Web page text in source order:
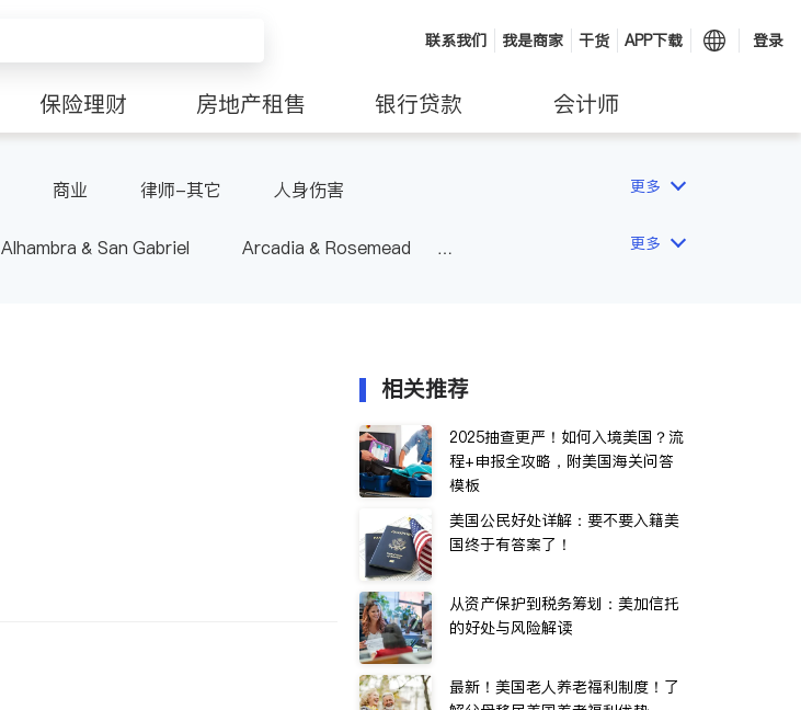
联系我们 我是商家 干货 APP下载 登录
保险理财 房地产租售 银行贷款 会计师
商业 律师-其它 人身伤害 更多
Alhambra & San Gabriel
Arcadia & Rosemead
更多
相关推荐
2025抽查更严！如何入境美国？流
程+申报全攻略，附美国海关问答
模板
美国公民好处详解：要不要入籍美
国终于有答案了！
从资产保护到税务筹划：美加信托
的好处与风险解读
最新！美国老人养老福利制度！了